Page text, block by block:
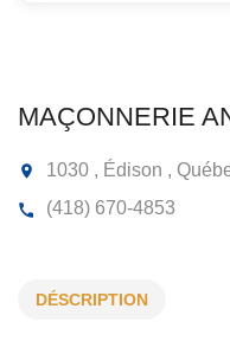
MAÇONNERIE
DÉSCRIPTION